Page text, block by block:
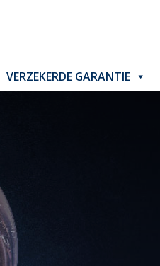
VERZEKERDE GARANTIE